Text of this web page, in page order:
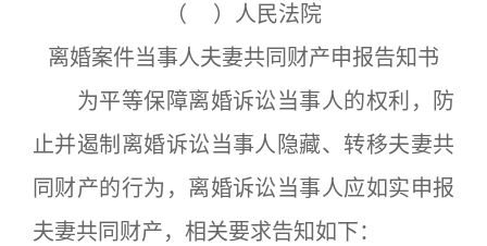
（ ）人民法院
离婚案件当事人夫妻共同财产申报告知书
为平等保障离婚诉讼当事人的权利，防
止并遏制离婚诉讼当事人隐藏、转移夫妻共
同财产的行为，离婚诉讼当事人应如实申报
夫妻共同财产，相关要求告知如下：